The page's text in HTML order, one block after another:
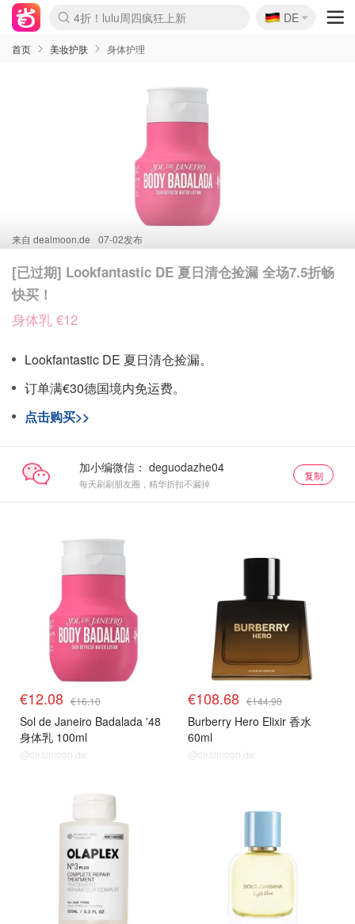
Boticinal 夏促开抢！
4折！lulu周四疯狂上新
还没结束！&OtherStories大促
Joybuy变相75折 随时失效
速领！Stanley独家85折
疑似霸哥！Camper额外叠85折
Zalando 奥莱闪促！每日更新
Moncler反季囤！5折起+叠9折
Coach Brooklyn仅€192
🇩🇪
DE
首页 美妆护肤 身体护理
来自 dealmoon.de 07-02发布
[已过期] Lookfantastic DE 夏日清仓捡漏 全场7.5折畅
快买！
身体乳 €12
Lookfantastic DE 夏日清仓捡漏。
订单满€30德国境内免运费。
点击购买>>
加小编微信：
每天刷刷朋友圈，精华折扣不漏掉
复制
€12.08 €16.10
Sol de Janeiro Badalada '48
身体乳 100ml
@dealmoon.de
€108.68 €144.90
Burberry Hero Elixir 香水
60ml
@dealmoon.de